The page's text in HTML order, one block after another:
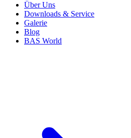
Über Uns
Downloads & Service
Galerie
Blog
BAS World